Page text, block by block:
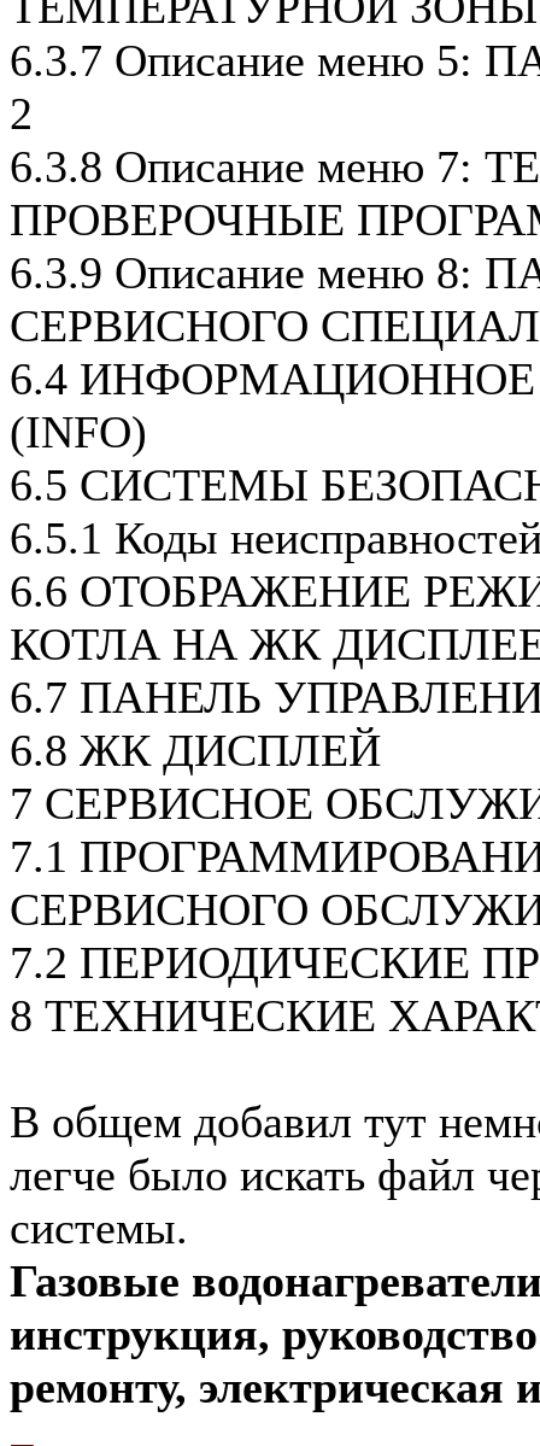
6.3.7 Описание меню
2
6.3.8 Описание меню 7:
ПРОВЕРОЧНЫЕ
6.3.9 Описание меню 8:
СЕРВИСНОГО
6.4
(INFO)
6.5 СИСТЕМЫ
6.5.1 Коды
6.6 ОТОБРАЖЕНИЕ
КОТЛА НА ЖК
6.7 ПАНЕЛЬ
6.8 ЖК ДИСПЛЕЙ
7 СЕРВИСНОЕ
7.1
СЕРВИСНОГО
7.2 ПЕРИОДИЧЕСКИЕ
8 ТЕХНИЧЕСКИЕ
В общем добавил тут
легче было искать файл
системы.
Газовые
инструкция,
ремонту, электрическая